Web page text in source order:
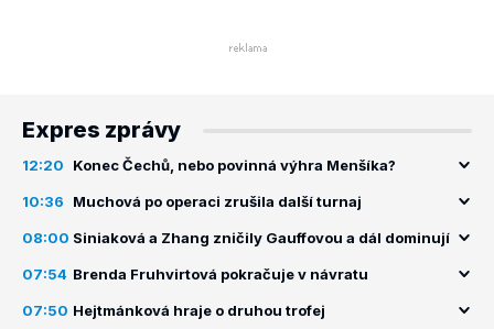
Expres zprávy
12:20 Konec Čechů, nebo povinná výhra Menšíka?
10:36 Muchová po operaci zrušila další turnaj
08:00 Siniaková a Zhang zničily Gauffovou a dál dominují
07:54 Brenda Fruhvirtová pokračuje v návratu
07:50 Hejtmánková hraje o druhou trofej